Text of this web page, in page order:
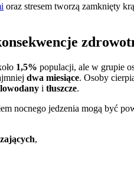
oraz stresem tworzą zamknięty
1,5% populacji, ale w grupie
dwa miesiące. Osoby
i tłuszcze.
nocnego jedzenia mogą być
,